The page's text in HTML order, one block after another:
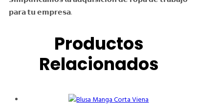
𝗽𝗮𝗿𝗮 𝘁𝘂 𝗲𝗺𝗽𝗿𝗲𝘀𝗮.
Productos
Relacionados